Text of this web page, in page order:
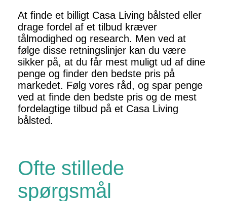
At finde et billigt Casa Living bålsted eller
drage fordel af et tilbud kræver
tålmodighed og research. Men ved at
følge disse retningslinjer kan du være
sikker på, at du får mest muligt ud af dine
penge og finder den bedste pris på
markedet. Følg vores råd, og spar penge
ved at finde den bedste pris og de mest
fordelagtige tilbud på et Casa Living
bålsted.
Ofte stillede
spørgsmål